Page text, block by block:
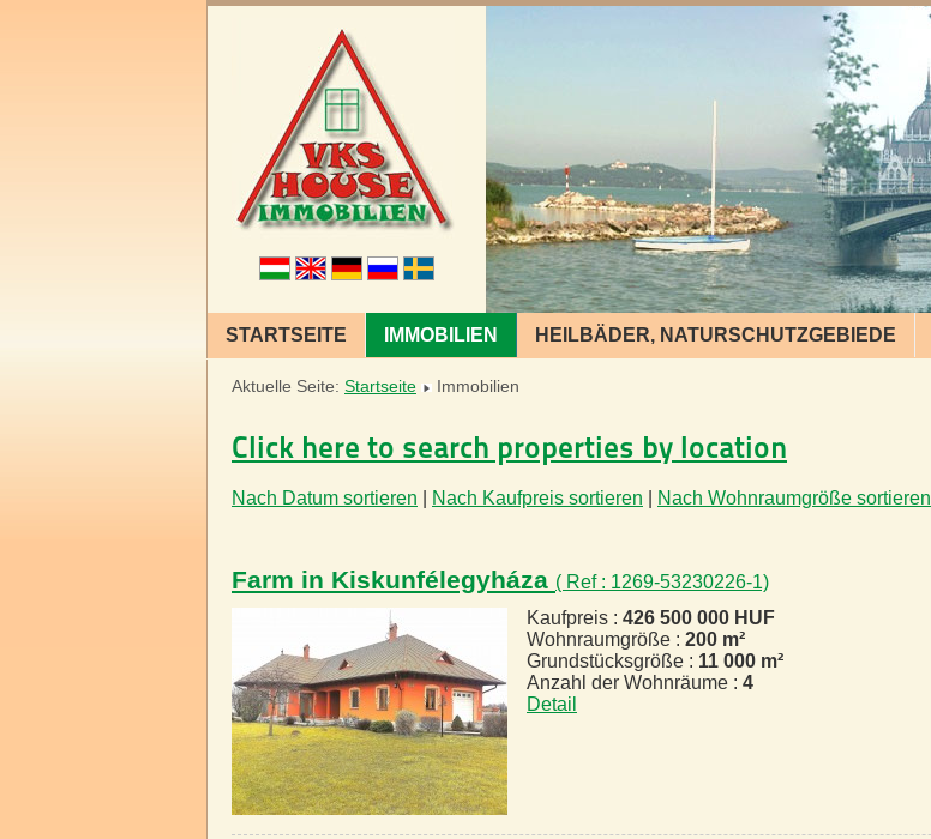
STARTSEITE IMMOBILIEN HEILBÄDER, NATURSCHUTZGEBIEDE
Aktuelle Seite: Startseite Immobilien
Click here to search properties by location
Nach Datum sortieren Nach Kaufpreis sortieren Nach Wohnraumgröße sortieren
Farm in Kiskunfélegyháza ( Ref : 1269-53230226-1)
Kaufpreis : 426 500 000 HUF
Wohnraumgröße : 200 m²
Grundstücksgröße : 11 000 m²
Anzahl der Wohnräume : 4
Detail